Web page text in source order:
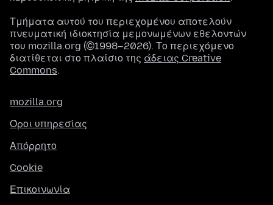
Τμήματα αυτού του περιεχομένου αποτελούν
πνευματική ιδιοκτησία μεμονωμένων εθελοντών
του mozilla.org (©1998–2026). Το περιεχόμενο
διατίθεται στο πλαίσιο της άδειας Creative
Commons.
mozilla.org
Όροι υπηρεσίας
Απόρρητο
Cookie
Επικοινωνία